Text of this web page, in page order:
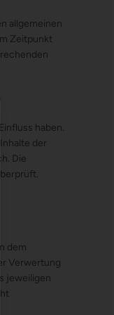
allgemeinen
Zeitpunkt
haben.
der
Die
dem
Verwertung
jeweiligen